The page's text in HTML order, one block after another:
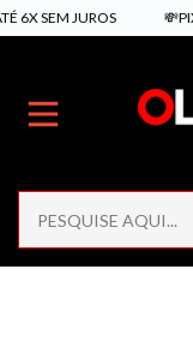
JUROS 💸PIX